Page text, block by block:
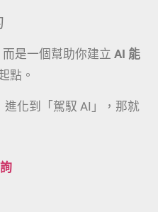
是一個幫助你建立 AI 能
點。
化到「駕馭 AI」，那就